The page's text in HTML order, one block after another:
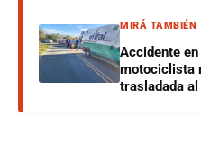
MIRÁ TAMBIÉN
Accidente
motociclista
trasladada al